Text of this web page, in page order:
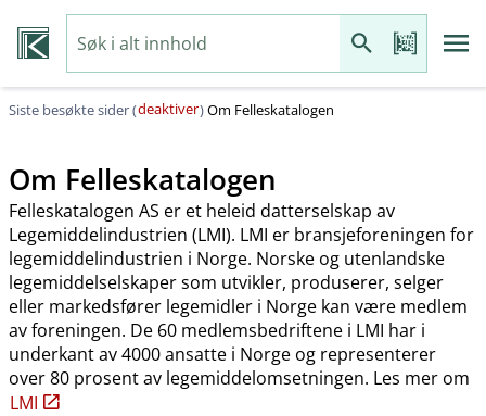
Siste besøkte sider (deaktiver)Om Felleskatalogen
Om Felleskatalogen
Felleskatalogen AS er et heleid datterselskap av
Legemiddelindustrien (LMI). LMI er bransjeforeningen for
legemiddelindustrien i Norge. Norske og utenlandske
legemiddelselskaper som utvikler, produserer, selger
eller markedsfører legemidler i Norge kan være medlem
av foreningen. De 60 medlemsbedriftene i LMI har i
underkant av 4000 ansatte i Norge og representerer
over 80 prosent av legemiddelomsetningen. Les mer om
LMI